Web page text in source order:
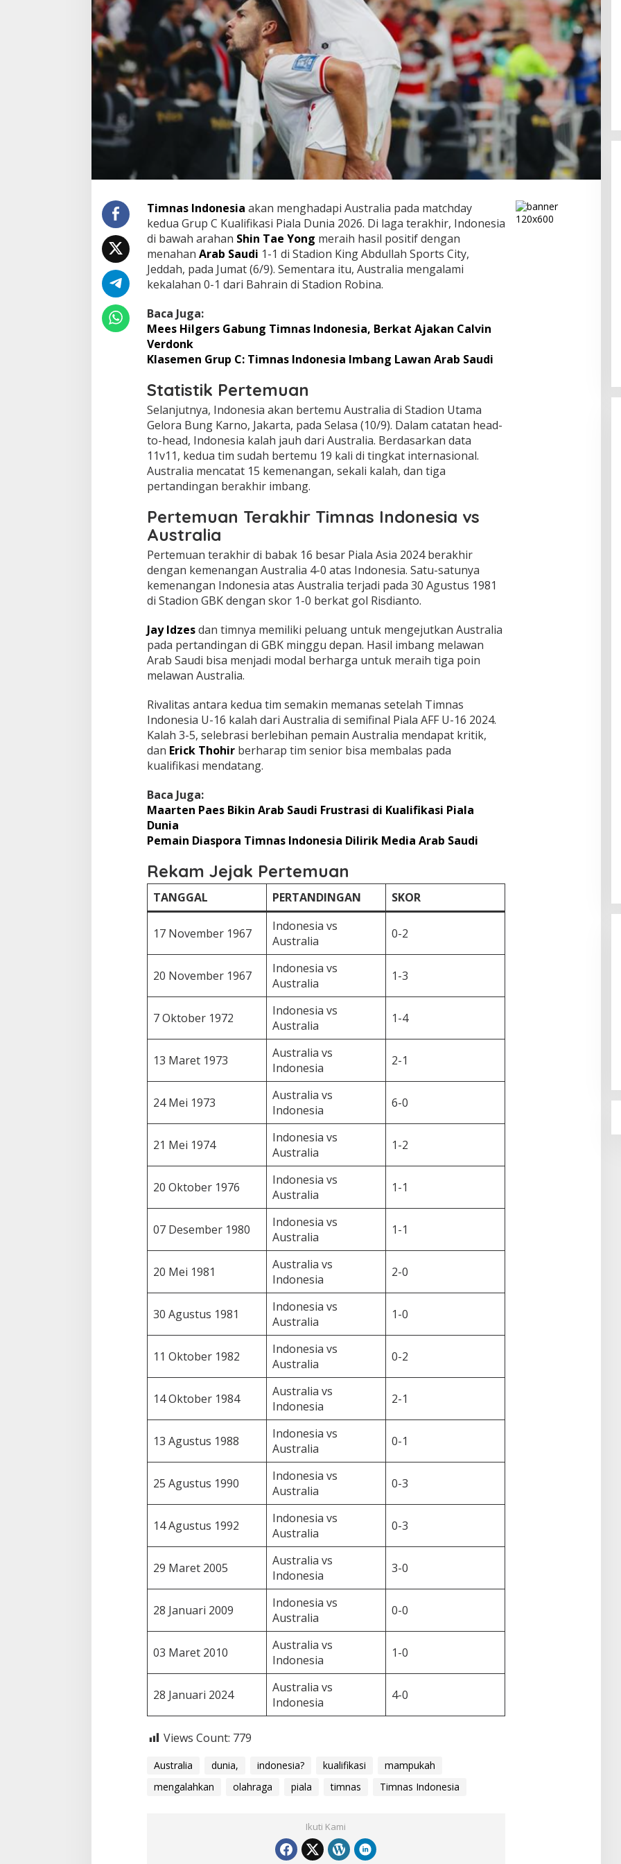
Timnas Indonesia akan menghadapi Australia pada matchday
kedua Grup C Kualifikasi Piala Dunia 2026. Di laga terakhir, Indonesia
di bawah arahan Shin Tae Yong meraih hasil positif dengan
menahan Arab Saudi 1-1 di Stadion King Abdullah Sports City,
Jeddah, pada Jumat (6/9). Sementara itu, Australia mengalami
kekalahan 0-1 dari Bahrain di Stadion Robina.
Baca Juga:
Mees Hilgers Gabung Timnas Indonesia, Berkat Ajakan Calvin
Verdonk
Klasemen Grup C: Timnas Indonesia Imbang Lawan Arab Saudi
Statistik Pertemuan
Selanjutnya, Indonesia akan bertemu Australia di Stadion Utama
Gelora Bung Karno, Jakarta, pada Selasa (10/9). Dalam catatan head-
to-head, Indonesia kalah jauh dari Australia. Berdasarkan data
11v11, kedua tim sudah bertemu 19 kali di tingkat internasional.
Australia mencatat 15 kemenangan, sekali kalah, dan tiga
pertandingan berakhir imbang.
Pertemuan Terakhir Timnas Indonesia vs
Australia
Pertemuan terakhir di babak 16 besar Piala Asia 2024 berakhir
dengan kemenangan Australia 4-0 atas Indonesia. Satu-satunya
kemenangan Indonesia atas Australia terjadi pada 30 Agustus 1981
di Stadion GBK dengan skor 1-0 berkat gol Risdianto.
Jay Idzesdan timnya memiliki peluang untuk mengejutkan Australia
pada pertandingan di GBK minggu depan. Hasil imbang melawan
Arab Saudi bisa menjadi modal berharga untuk meraih tiga poin
melawan Australia.
Rivalitas antara kedua tim semakin memanas setelah Timnas
Indonesia U-16 kalah dari Australia di semifinal Piala AFF U-16 2024.
Kalah 3-5, selebrasi berlebihan pemain Australia mendapat kritik,
dan Erick Thohirberharap tim senior bisa membalas pada
kualifikasi mendatang.
Baca Juga:
Maarten Paes Bikin Arab Saudi Frustrasi di Kualifikasi Piala
Dunia
Pemain Diaspora Timnas Indonesia Dilirik Media Arab Saudi
Rekam Jejak Pertemuan
TANGGAL PERTANDINGAN SKOR
17 November 1967
Indonesia vs
Australia
0-2
20 November 1967
Indonesia vs
Australia
1-3
7 Oktober 1972
Indonesia vs
Australia
1-4
13 Maret 1973
Australia vs
Indonesia
2-1
24 Mei 1973
Australia vs
Indonesia
6-0
21 Mei 1974
Indonesia vs
Australia
1-2
20 Oktober 1976
Indonesia vs
Australia
1-1
07 Desember 1980
Indonesia vs
Australia
1-1
20 Mei 1981
Australia vs
Indonesia
2-0
30 Agustus 1981
Indonesia vs
Australia
1-0
11 Oktober 1982
Indonesia vs
Australia
0-2
14 Oktober 1984
Australia vs
Indonesia
2-1
13 Agustus 1988
Indonesia vs
Australia
0-1
25 Agustus 1990
Indonesia vs
Australia
0-3
14 Agustus 1992
Indonesia vs
Australia
0-3
29 Maret 2005
Australia vs
Indonesia
3-0
28 Januari 2009
Indonesia vs
Australia
0-0
03 Maret 2010
Australia vs
Indonesia
1-0
28 Januari 2024
Australia vs
Indonesia
4-0
Views Count: 779
Australia dunia, indonesia? kualifikasi
mampukah
mengalahkan
olahraga piala timnas Timnas Indonesia
Ikuti Kami